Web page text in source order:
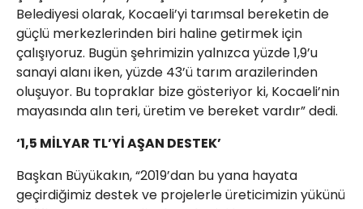
Belediyesi olarak, Kocaeli’yi tarımsal bereketin de
güçlü merkezlerinden biri haline getirmek için
çalışıyoruz. Bugün şehrimizin yalnızca yüzde 1,9’u
sanayi alanı iken, yüzde 43’ü tarım arazilerinden
oluşuyor. Bu topraklar bize gösteriyor ki, Kocaeli’nin
mayasında alın teri, üretim ve bereket vardır” dedi.
‘1,5 MİLYAR TL’Yİ AŞAN DESTEK’
Başkan Büyükakın, “2019’dan bu yana hayata
geçirdiğimiz destek ve projelerle üreticimizin yükünü